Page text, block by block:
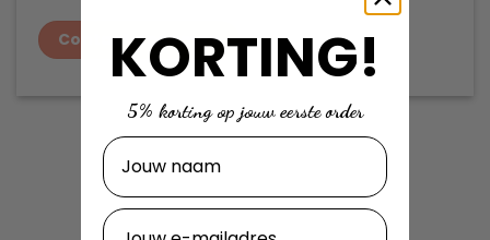
Contact opnemen
KORTING!
5% korting op jouw eerste order
Naam
E-mailadres